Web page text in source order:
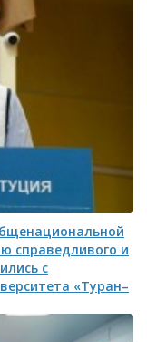
справедливого и
с
«Туран–